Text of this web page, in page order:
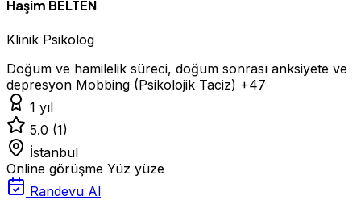
Haşim BELTEN
Klinik Psikolog
Doğum ve hamilelik süreci, doğum sonrası anksiyete ve
depresyon Mobbing (Psikolojik Taciz) +47
1 yıl
5.0 (1)
İstanbul
Online görüşme Yüz yüze
Randevu Al